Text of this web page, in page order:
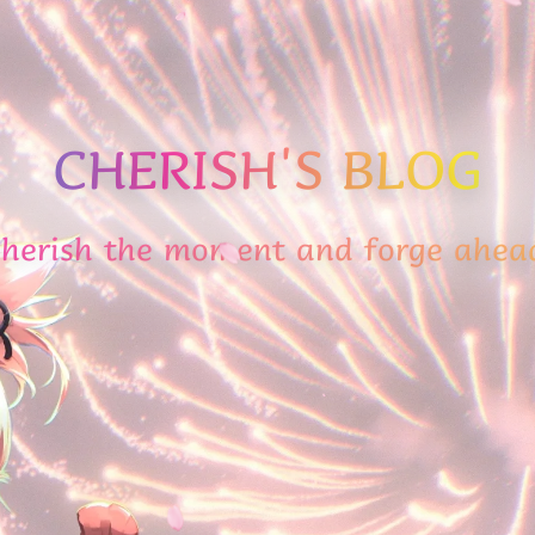
CHERISH'S BLOG
the moment and forge